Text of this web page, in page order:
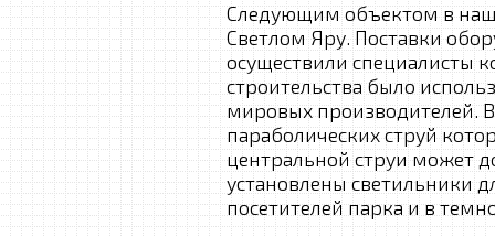
Следующим объектом в
Светлом Яру. Поставки
осуществили специалисты
строительства было
мировых производителей.
параболических струй
центральной струи может
установлены светильники
посетителей парка и в